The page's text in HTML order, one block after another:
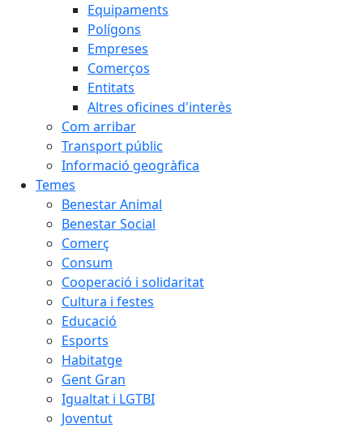
Equipaments
Polígons
Empreses
Comerços
Entitats
Altres oficines d'interès
Com arribar
Transport públic
Informació geogràfica
Temes
Benestar Animal
Benestar Social
Comerç
Consum
Cooperació i solidaritat
Cultura i festes
Educació
Esports
Habitatge
Gent Gran
Igualtat i LGTBI
Joventut